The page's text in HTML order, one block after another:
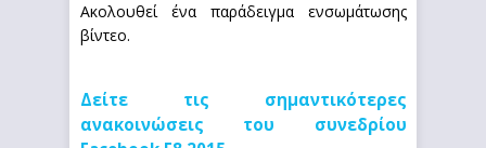
Ακολουθεί ένα παράδειγμα ενσωμάτωσης
βίντεο.
Δείτε τις σημαντικότερες
ανακοινώσεις του συνεδρίου